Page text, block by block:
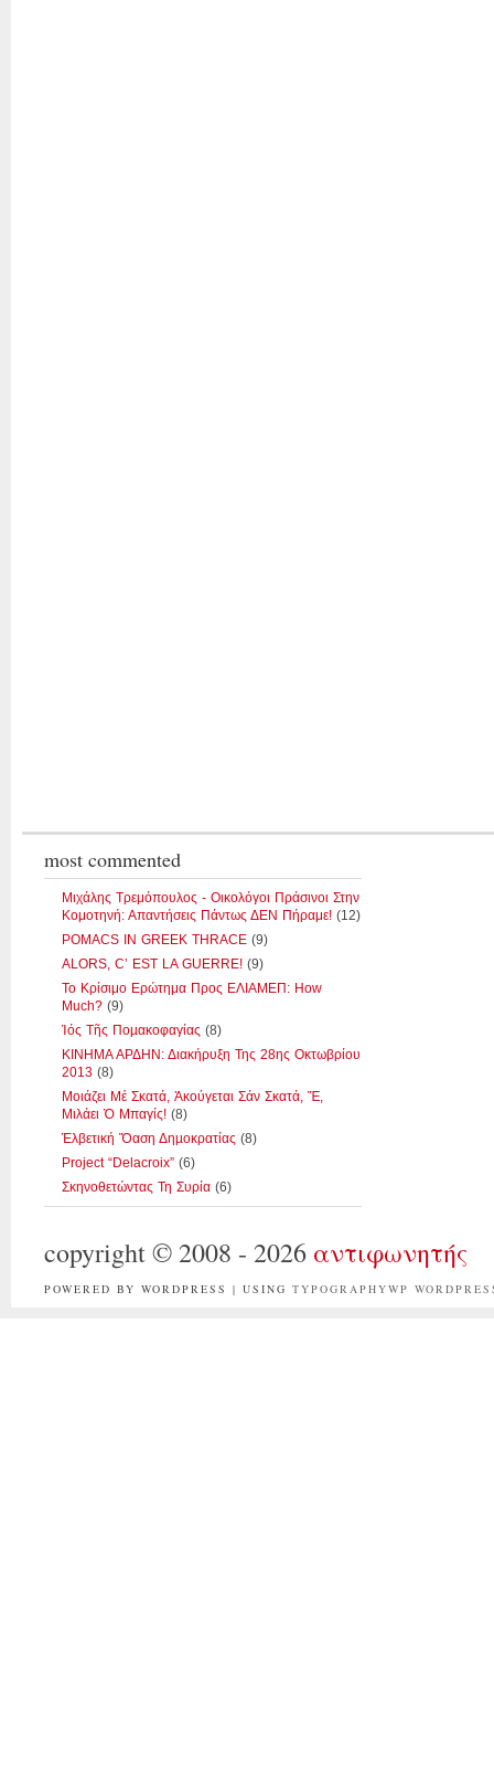
most commented
Μιχάλης Τρεμόπουλος - Οικολόγοι Πράσινοι Στην
Κομοτηνή: Απαντήσεις Πάντως ΔΕΝ Πήραμε! (12)
POMACS IN GREEK THRACE (9)
ALORS, C’ EST LA GUERRE! (9)
Το Κρίσιμο Ερώτημα Προς ΕΛΙΑΜΕΠ: How
Much? (9)
Ἰός Τῆς Ποµακοφαγίας (8)
ΚΙΝΗΜΑ ΑΡΔΗΝ: Διακήρυξη Της 28ης Οκτωβρίου
2013 (8)
Μοιάζει Μέ Σκατά, Ἀκούγεται Σάν Σκατά, Ἔ,
Μιλάει Ὁ Μπαγίς! (8)
Ἑλβετική Ὄαση Δηµοκρατίας (8)
Project “Delacroix” (6)
Σκηνοθετώντας Τη Συρία (6)
copyright © 2008 - 2026 αντιφωνητής
POWERED BY WORDPRESS | USING TYPOGRAPHYWP